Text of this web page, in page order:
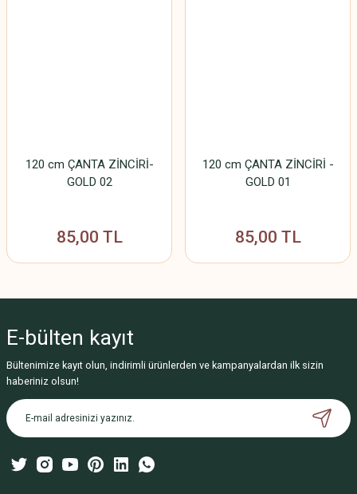
120 cm ÇANTA ZİNCİRİ-
GOLD 02
85,00 TL
120 cm ÇANTA ZİNCİRİ -
GOLD 01
85,00 TL
E-bülten kayıt
Bültenimize kayıt olun, indirimli ürünlerden ve kampanyalardan ilk sizin
haberiniz olsun!